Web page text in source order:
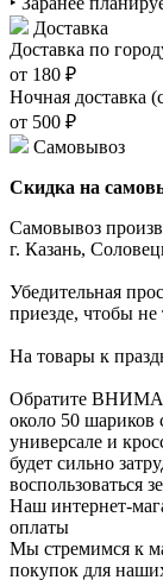
Доставка
Доставка по
от 180 ₽
Ночная доставка
от 500 ₽
Самовывоз
Скидка на
Самовывоз
г. Казань,
Убедительная
приезде, чтобы
На товары к
Обратите
около 50 шариков
универсале и
будет сильно
воспользоваться
Наш интернет-
оплаты
Мы стремимся к
покупок для